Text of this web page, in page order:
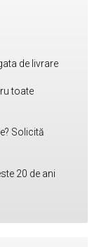
de livrare
toate
Solicită
20 de ani